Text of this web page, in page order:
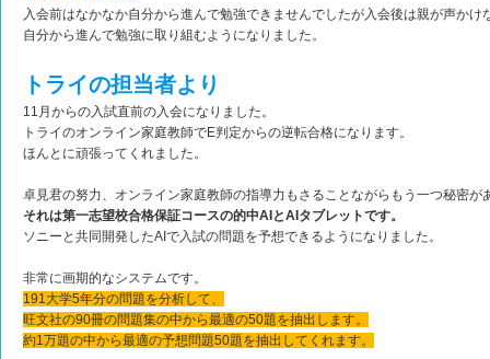
入会前はなかなか自分から進んで勉強できませんでしたが入会後は親が声かけ
自分から進んで勉強に取り組むようになりました。
トライの担当者より
11月からの入試直前の入会になりました。
トライのオンライン家庭教師でE判定からの逆転合格になります。
ほんとに頑張ってくれました。
卓見君の努力、オンライン家庭教師の指導力もさることながらもう一つ秘密が
それは第一志望校合格保証コースの的中AIとAIタブレットです。
ソニーと共同開発したAIで入試の問題を予想できるようになりました。
非常に画期的なシステムです。
191大学5年分の問題を分析して、
旺文社の90冊の問題集の中から最適の50題を抽出します。
約1万題の中から最適の予想問題50題を抽出してくれます。